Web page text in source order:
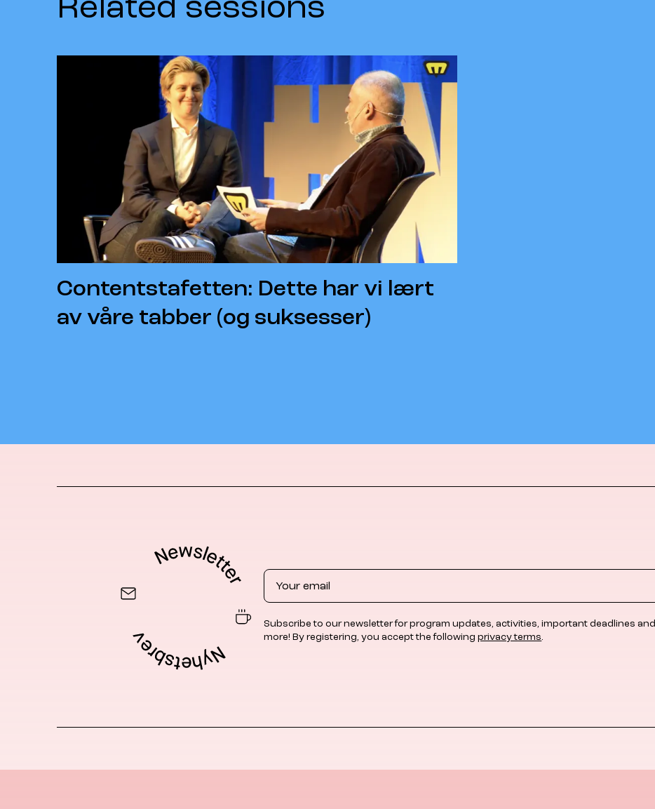
Contentstafetten: Dette har vi lært
av våre tabber (og suksesser)
Email
Subscribe to our newsletter for program updates, activities, important deadlines and
more! By registering, you accept the followingprivacy terms.